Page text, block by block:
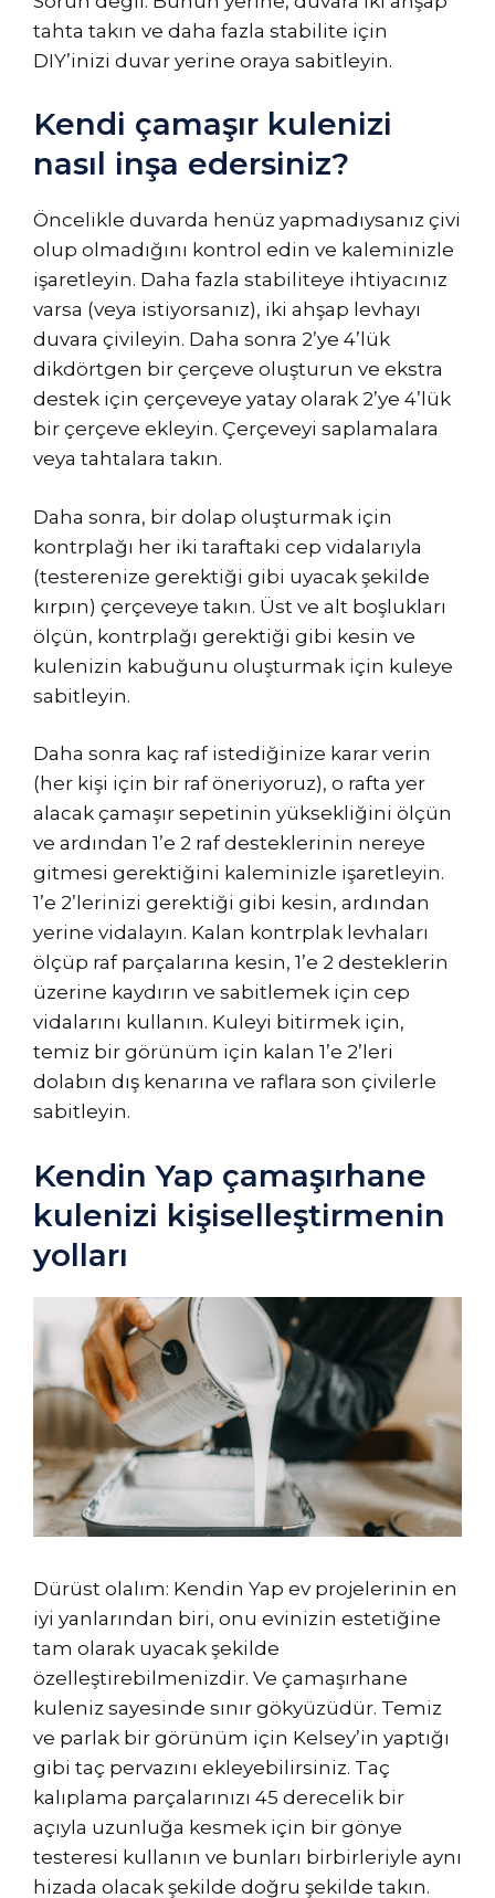
tahta takın ve daha fazla stabilite için
DIY’inizi duvar yerine oraya sabitleyin.
Kendi çamaşır kulenizi
nasıl inşa edersiniz?
Öncelikle duvarda henüz yapmadıysanız çivi
olup olmadığını kontrol edin ve kaleminizle
işaretleyin. Daha fazla stabiliteye ihtiyacınız
varsa (veya istiyorsanız), iki ahşap levhayı
duvara çivileyin. Daha sonra 2’ye 4’lük
dikdörtgen bir çerçeve oluşturun ve ekstra
destek için çerçeveye yatay olarak 2’ye 4’lük
bir çerçeve ekleyin. Çerçeveyi saplamalara
veya tahtalara takın.
Daha sonra, bir dolap oluşturmak için
kontrplağı her iki taraftaki cep vidalarıyla
(testerenize gerektiği gibi uyacak şekilde
kırpın) çerçeveye takın. Üst ve alt boşlukları
ölçün, kontrplağı gerektiği gibi kesin ve
kulenizin kabuğunu oluşturmak için kuleye
sabitleyin.
Daha sonra kaç raf istediğinize karar verin
(her kişi için bir raf öneriyoruz), o rafta yer
alacak çamaşır sepetinin yüksekliğini ölçün
ve ardından 1’e 2 raf desteklerinin nereye
gitmesi gerektiğini kaleminizle işaretleyin.
1’e 2’lerinizi gerektiği gibi kesin, ardından
yerine vidalayın. Kalan kontrplak levhaları
ölçüp raf parçalarına kesin, 1’e 2 desteklerin
üzerine kaydırın ve sabitlemek için cep
vidalarını kullanın. Kuleyi bitirmek için,
temiz bir görünüm için kalan 1’e 2’leri
dolabın dış kenarına ve raflara son çivilerle
sabitleyin.
Kendin Yap çamaşırhane
kulenizi kişiselleştirmenin
yolları
Dürüst olalım: Kendin Yap ev projelerinin en
iyi yanlarından biri, onu evinizin estetiğine
tam olarak uyacak şekilde
özelleştirebilmenizdir. Ve çamaşırhane
kuleniz sayesinde sınır gökyüzüdür. Temiz
ve parlak bir görünüm için Kelsey’in yaptığı
gibi taç pervazını ekleyebilirsiniz. Taç
kalıplama parçalarınızı 45 derecelik bir
açıyla uzunluğa kesmek için bir gönye
testeresi kullanın ve bunları birbirleriyle aynı
hizada olacak şekilde doğru şekilde takın.